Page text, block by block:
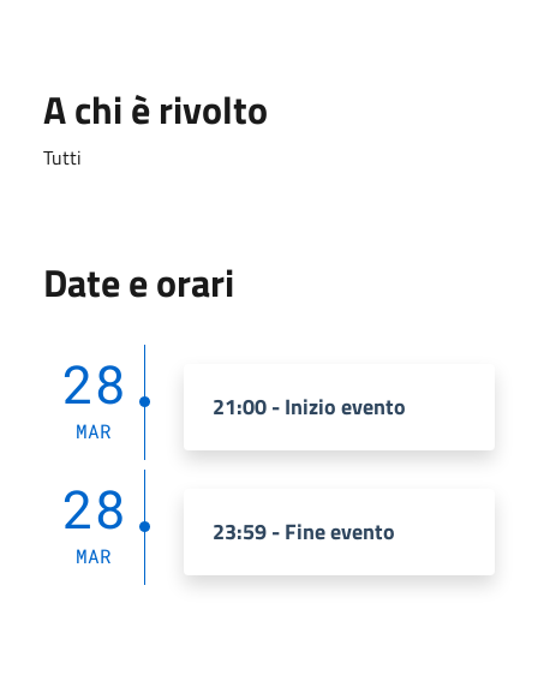
A chi è rivolto
Tutti
Date e orari
28
MAR
21:00 - Inizio evento
28
MAR
23:59 - Fine evento